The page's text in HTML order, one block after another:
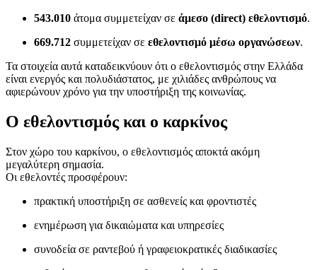
543.010 άτομα συμμετείχαν σε άμεσο (direct) εθελοντισμό.
669.712 συμμετείχαν σε εθελοντισμό μέσω οργανώσεων.
Τα στοιχεία αυτά καταδεικνύουν ότι ο εθελοντισμός στην Ελλάδα
είναι ενεργός και πολυδιάστατος, με χιλιάδες ανθρώπους να
αφιερώνουν χρόνο για την υποστήριξη της κοινωνίας.
Ο εθελοντισμός και ο καρκίνος
Στον χώρο του καρκίνου, ο εθελοντισμός αποκτά ακόμη
μεγαλύτερη σημασία.
Οι εθελοντές προσφέρουν:
πρακτική υποστήριξη σε ασθενείς και φροντιστές
ενημέρωση για δικαιώματα και υπηρεσίες
συνοδεία σε ραντεβού ή γραφειοκρατικές διαδικασίες